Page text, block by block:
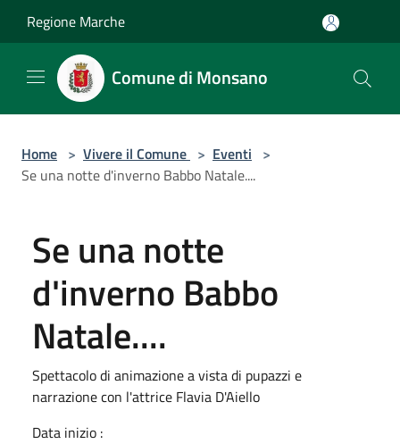
Regione Marche
Comune di Monsano
Home > Vivere il Comune > Eventi >
Se una notte d'inverno Babbo Natale....
Se una notte
d'inverno Babbo
Natale....
Spettacolo di animazione a vista di pupazzi e
narrazione con l'attrice Flavia D'Aiello
Data inizio :